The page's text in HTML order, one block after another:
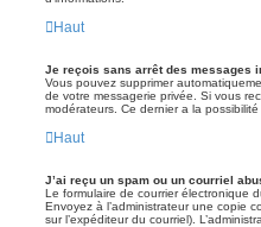
Haut
Je reçois sans arrêt des messages
Vous pouvez supprimer
de votre messagerie privée. Si vous
modérateurs. Ce dernier a la
Haut
J’ai reçu un spam ou un courriel
Le formulaire de courrier électronique
Envoyez à l’administrateur une copie
sur l’expéditeur du courriel).